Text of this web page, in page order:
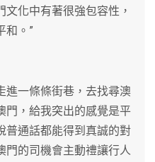
化中有著很強包容性，
和。”
進一條條街巷，去找尋澳
門，給我突出的感覺是平
普通話都能得到真誠的對
門的司機會主動禮讓行人